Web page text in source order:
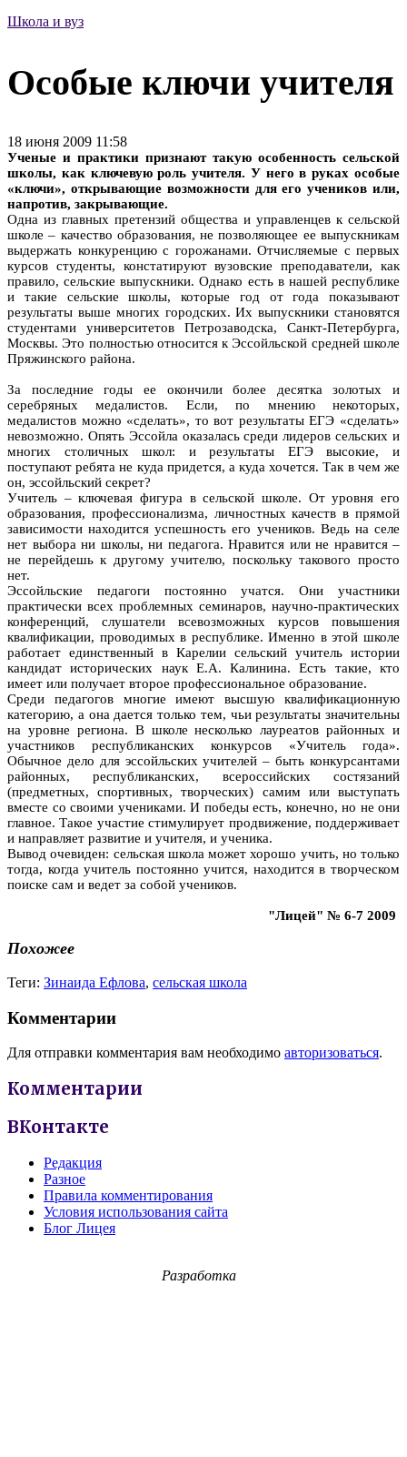
Школа и вуз
Особые ключи учителя
18 июня 2009 11:58
Ученые и практики признают такую особенность сельской
школы, как ключевую роль учителя. У него в руках особые
«ключи», открывающие возможности для его учеников или,
напротив, закрывающие.
Одна из главных претензий общества и управленцев к сельской
школе – качество образования, не позволяющее ее выпускникам
выдержать конкуренцию с горожанами. Отчисляемые с первых
курсов студенты, констатируют вузовские преподаватели, как
правило, сельские выпускники. Однако есть в нашей республике
и такие сельские школы, которые год от года показывают
результаты выше многих городских. Их выпускники становятся
студентами университетов Петрозаводска, Санкт-Петербурга,
Москвы. Это полностью относится к Эссойльской средней школе
Пряжинского района.
За последние годы ее окончили более десятка золотых и
серебряных медалистов. Если, по мнению некоторых,
медалистов можно «сделать», то вот результаты ЕГЭ «сделать»
невозможно. Опять Эссойла оказалась среди лидеров сельских и
многих столичных школ: и результаты ЕГЭ высокие, и
поступают ребята не куда придется, а куда хочется. Так в чем же
он, эссойльский секрет?
Учитель – ключевая фигура в сельской школе. От уровня его
образования, профессионализма, личностных качеств в прямой
зависимости находится успешность его учеников. Ведь на селе
нет выбора ни школы, ни педагога. Нравится или не нравится –
не перейдешь к другому учителю, поскольку такового просто
нет.
Эссойльские педагоги постоянно учатся. Они участники
практически всех проблемных семинаров, научно-практических
конференций, слушатели всевозможных курсов повышения
квалификации, проводимых в республике. Именно в этой школе
работает единственный в Карелии сельский учитель истории
кандидат исторических наук Е.А. Калинина. Есть такие, кто
имеет или получает второе профессиональное образование.
Среди педагогов многие имеют высшую квалификационную
категорию, а она дается только тем, чьи результаты значительны
на уровне региона. В школе несколько лауреатов районных и
участников республиканских конкурсов «Учитель года».
Обычное дело для эссойльских учителей – быть конкурсантами
районных, республиканских, всероссийских состязаний
(предметных, спортивных, творческих) самим или выступать
вместе со своими учениками. И победы есть, конечно, но не они
главное. Такое участие стимулирует продвижение, поддерживает
и направляет развитие и учителя, и ученика.
Вывод очевиден: сельская школа может хорошо учить, но только
тогда, когда учитель постоянно учится, находится в творческом
поиске сам и ведет за собой учеников.
"Лицей" № 6-7 2009
Похожее
Теги: Зинаида Ефлова, сельская школа
Комментарии
Для отправки комментария вам необходимо авторизоваться.
Комментарии
ВКонтакте
Редакция
Разное
Правила комментирования
Условия использования сайта
Блог Лицея
Разработка